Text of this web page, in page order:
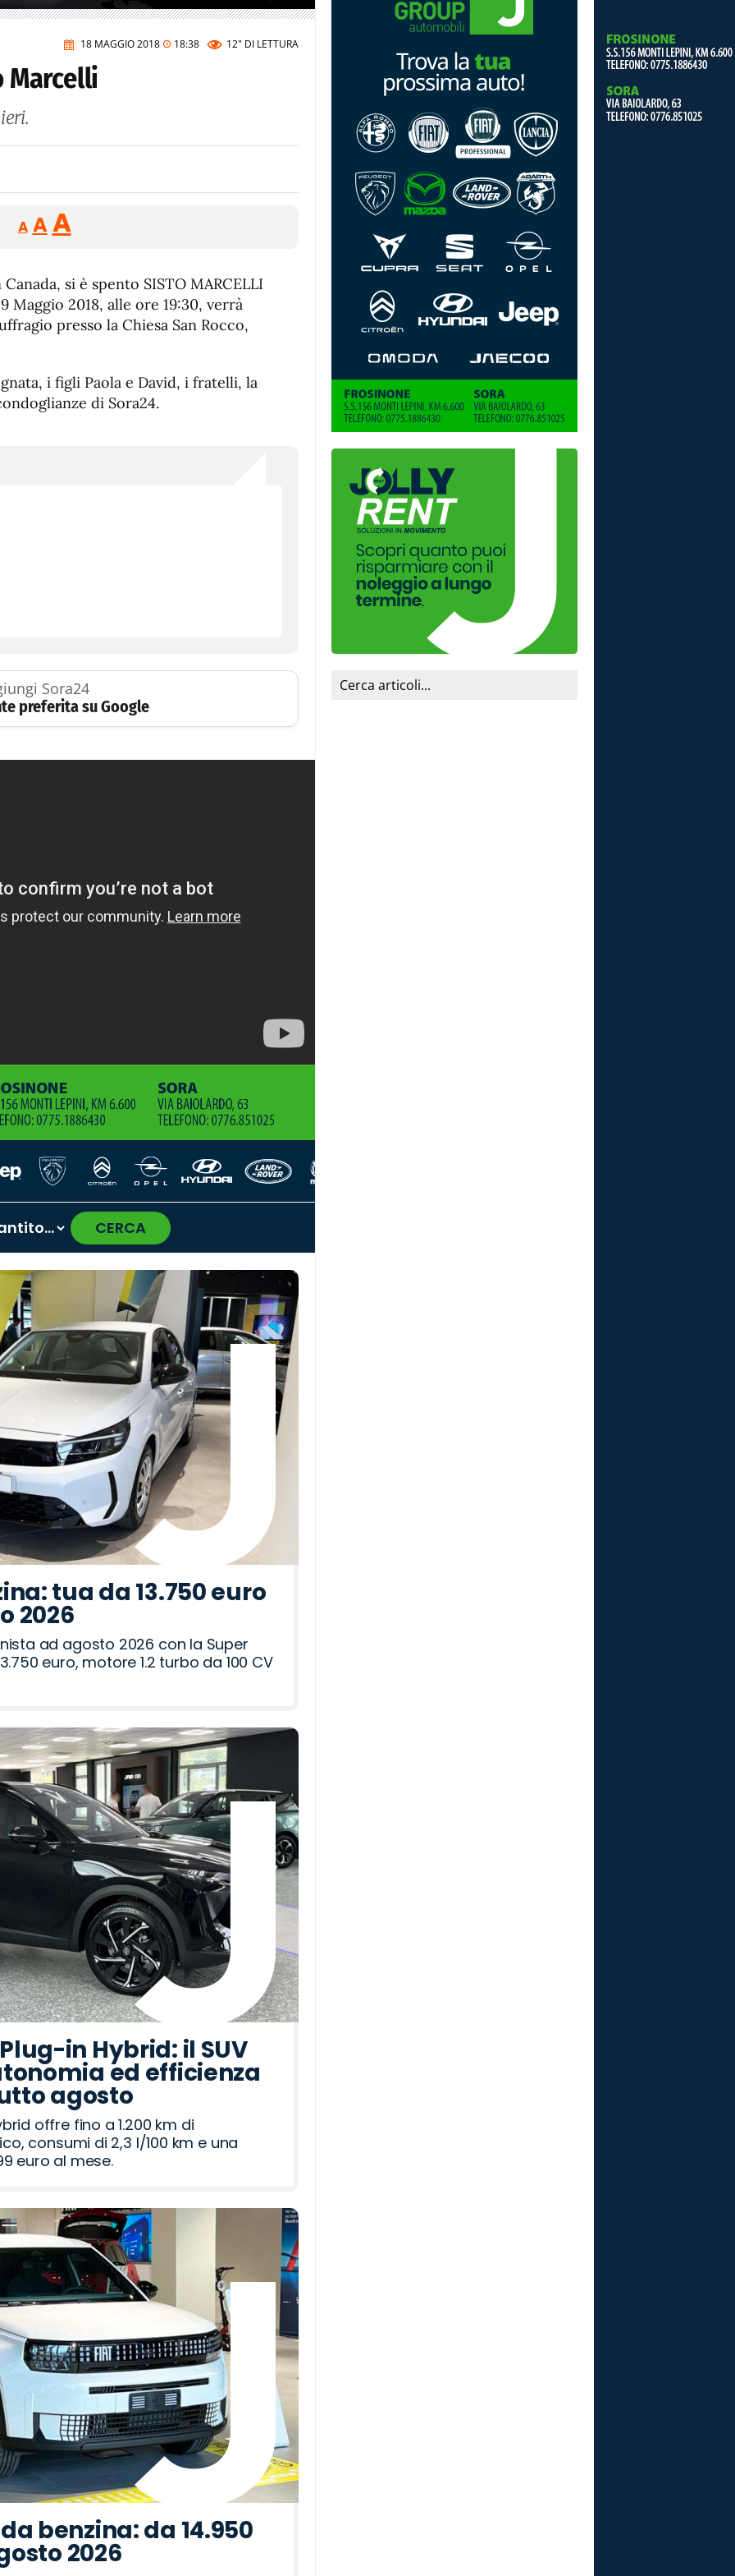
18 MAGGIO 2018 18:38 12" DI LETTURA
Marcelli
A
Reducir
tamaño
A Restablecer
tamaño
de
fuente
AAumentar
de
fuente.
si è spento SISTO MARCELLI
Maggio 2018, alle ore 19:30, verrà
presso la Chiesa San Rocco,
i figli Paola e David, i fratelli, la
di Sora24.
Sora24
preferita su Google
CERCA
›
tua da 13.750 euro
2026
ad agosto 2026 con la Super
euro, motore 1.2 turbo da 100 CV
in Hybrid: il SUV
ed efficienza
agosto
offre fino a 1.200 km di
consumi di 2,3 l/100 km e una
euro al mese.
benzina: da 14.950
2026